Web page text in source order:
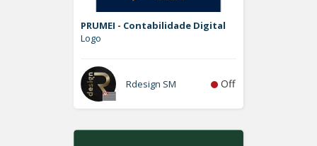
PRUMEI - Contabilidade Digital
Logo
Rdesign SM Off